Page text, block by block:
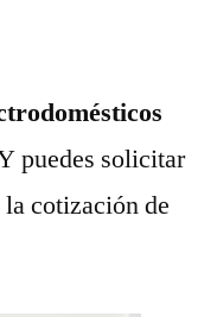
puedes solicitar
cotización de